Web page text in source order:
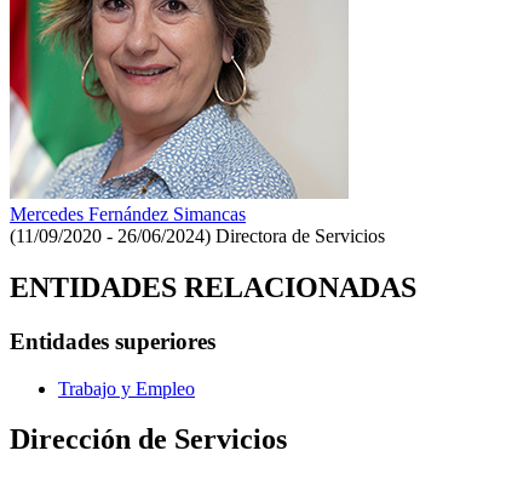
Mercedes Fernández Simancas
(11/09/2020 - 26/06/2024) Directora de Servicios
ENTIDADES RELACIONADAS
Entidades superiores
Trabajo y Empleo
Dirección de Servicios